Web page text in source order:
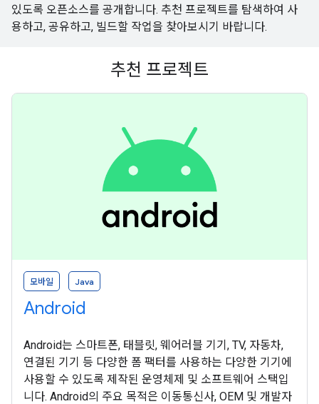
있도록 오픈소스를 공개합니다. 추천 프로젝트를 탐색하여 사
용하고, 공유하고, 빌드할 작업을 찾아보시기 바랍니다.
추천 프로젝트
모바일 Java
Android
Android는 스마트폰, 태블릿, 웨어러블 기기, TV, 자동차,
연결된 기기 등 다양한 폼 팩터를 사용하는 다양한 기기에
사용할 수 있도록 제작된 운영체제 및 소프트웨어 스택입
니다. Android의 주요 목적은 이동통신사, OEM 및 개발자